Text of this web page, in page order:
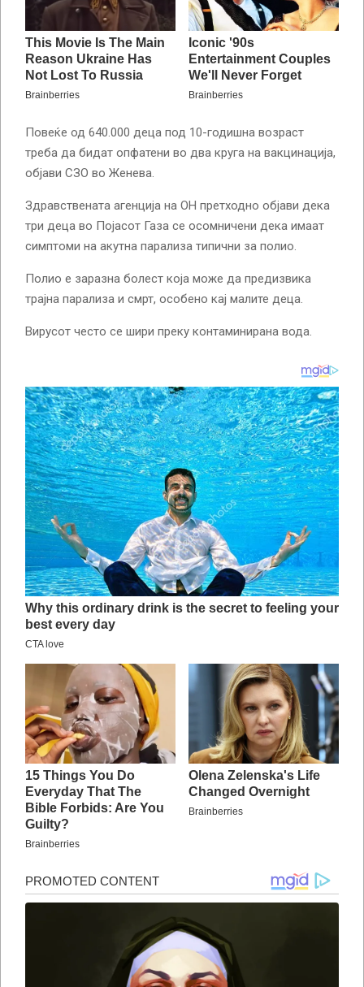
Повеќе од 640.000 деца под 10-годишна возраст
треба да бидат опфатени во два круга на вакцинација,
објави СЗО во Женева.
Здравствената агенција на ОН претходно објави дека
три деца во Појасот Газа се осомничени дека имаат
симптоми на акутна парализа типични за полио.
Полио е заразна болест која може да предизвика
трајна парализа и смрт, особено кај малите деца.
Вирусот често се шири преку контаминирана вода.